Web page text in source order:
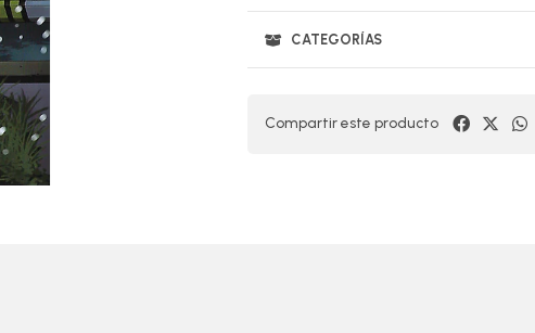
CATEGORÍAS
Compartir este producto